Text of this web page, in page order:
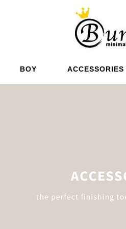
BOY
ACCESSORIES